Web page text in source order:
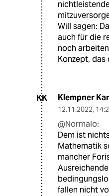
Will sagen:
auch für die
noch
Konzept, das
KK Klempner
12.11.2022,
@Normalo:
Dem ist
Mathematik
mancher
fallen nicht